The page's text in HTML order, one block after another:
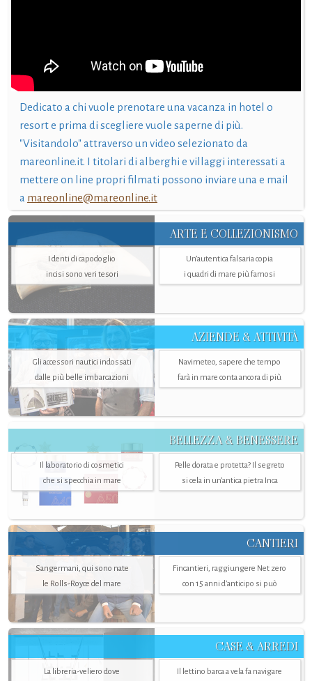
Dedicato a chi vuole prenotare una vacanza in hotel o
resort e prima di scegliere vuole saperne di più.
"Visitandolo" attraverso un video selezionato da
mareonline.it. I titolari di alberghi e villaggi interessati a
mettere on line propri filmati possono inviare una e mail
a mareonline@mareonline.it
ARTE E COLLEZIONISMO
I denti di capodoglio
incisi sono veri tesori
Un’autentica falsaria copia
i quadri di mare più famosi
AZIENDE & ATTIVITÀ
Gli accessori nautici indossati
dalle più belle imbarcazioni
Navimeteo, sapere che tempo
farà in mare conta ancora di più
BELLEZZA & BENESSERE
Il laboratorio di cosmetici
che si specchia in mare
Pelle dorata e protetta? Il segreto
si cela in un’antica pietra Inca
CANTIERI
Sangermani, qui sono nate
le Rolls-Royce del mare
Fincantieri, raggiungere Net zero
con 15 anni d'anticipo si può
CASE & ARREDI
La libreria-veliero dove
Il lettino barca a vela fa navigare